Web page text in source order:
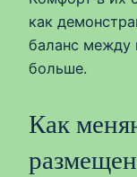
как
баланс между
больше.
Как